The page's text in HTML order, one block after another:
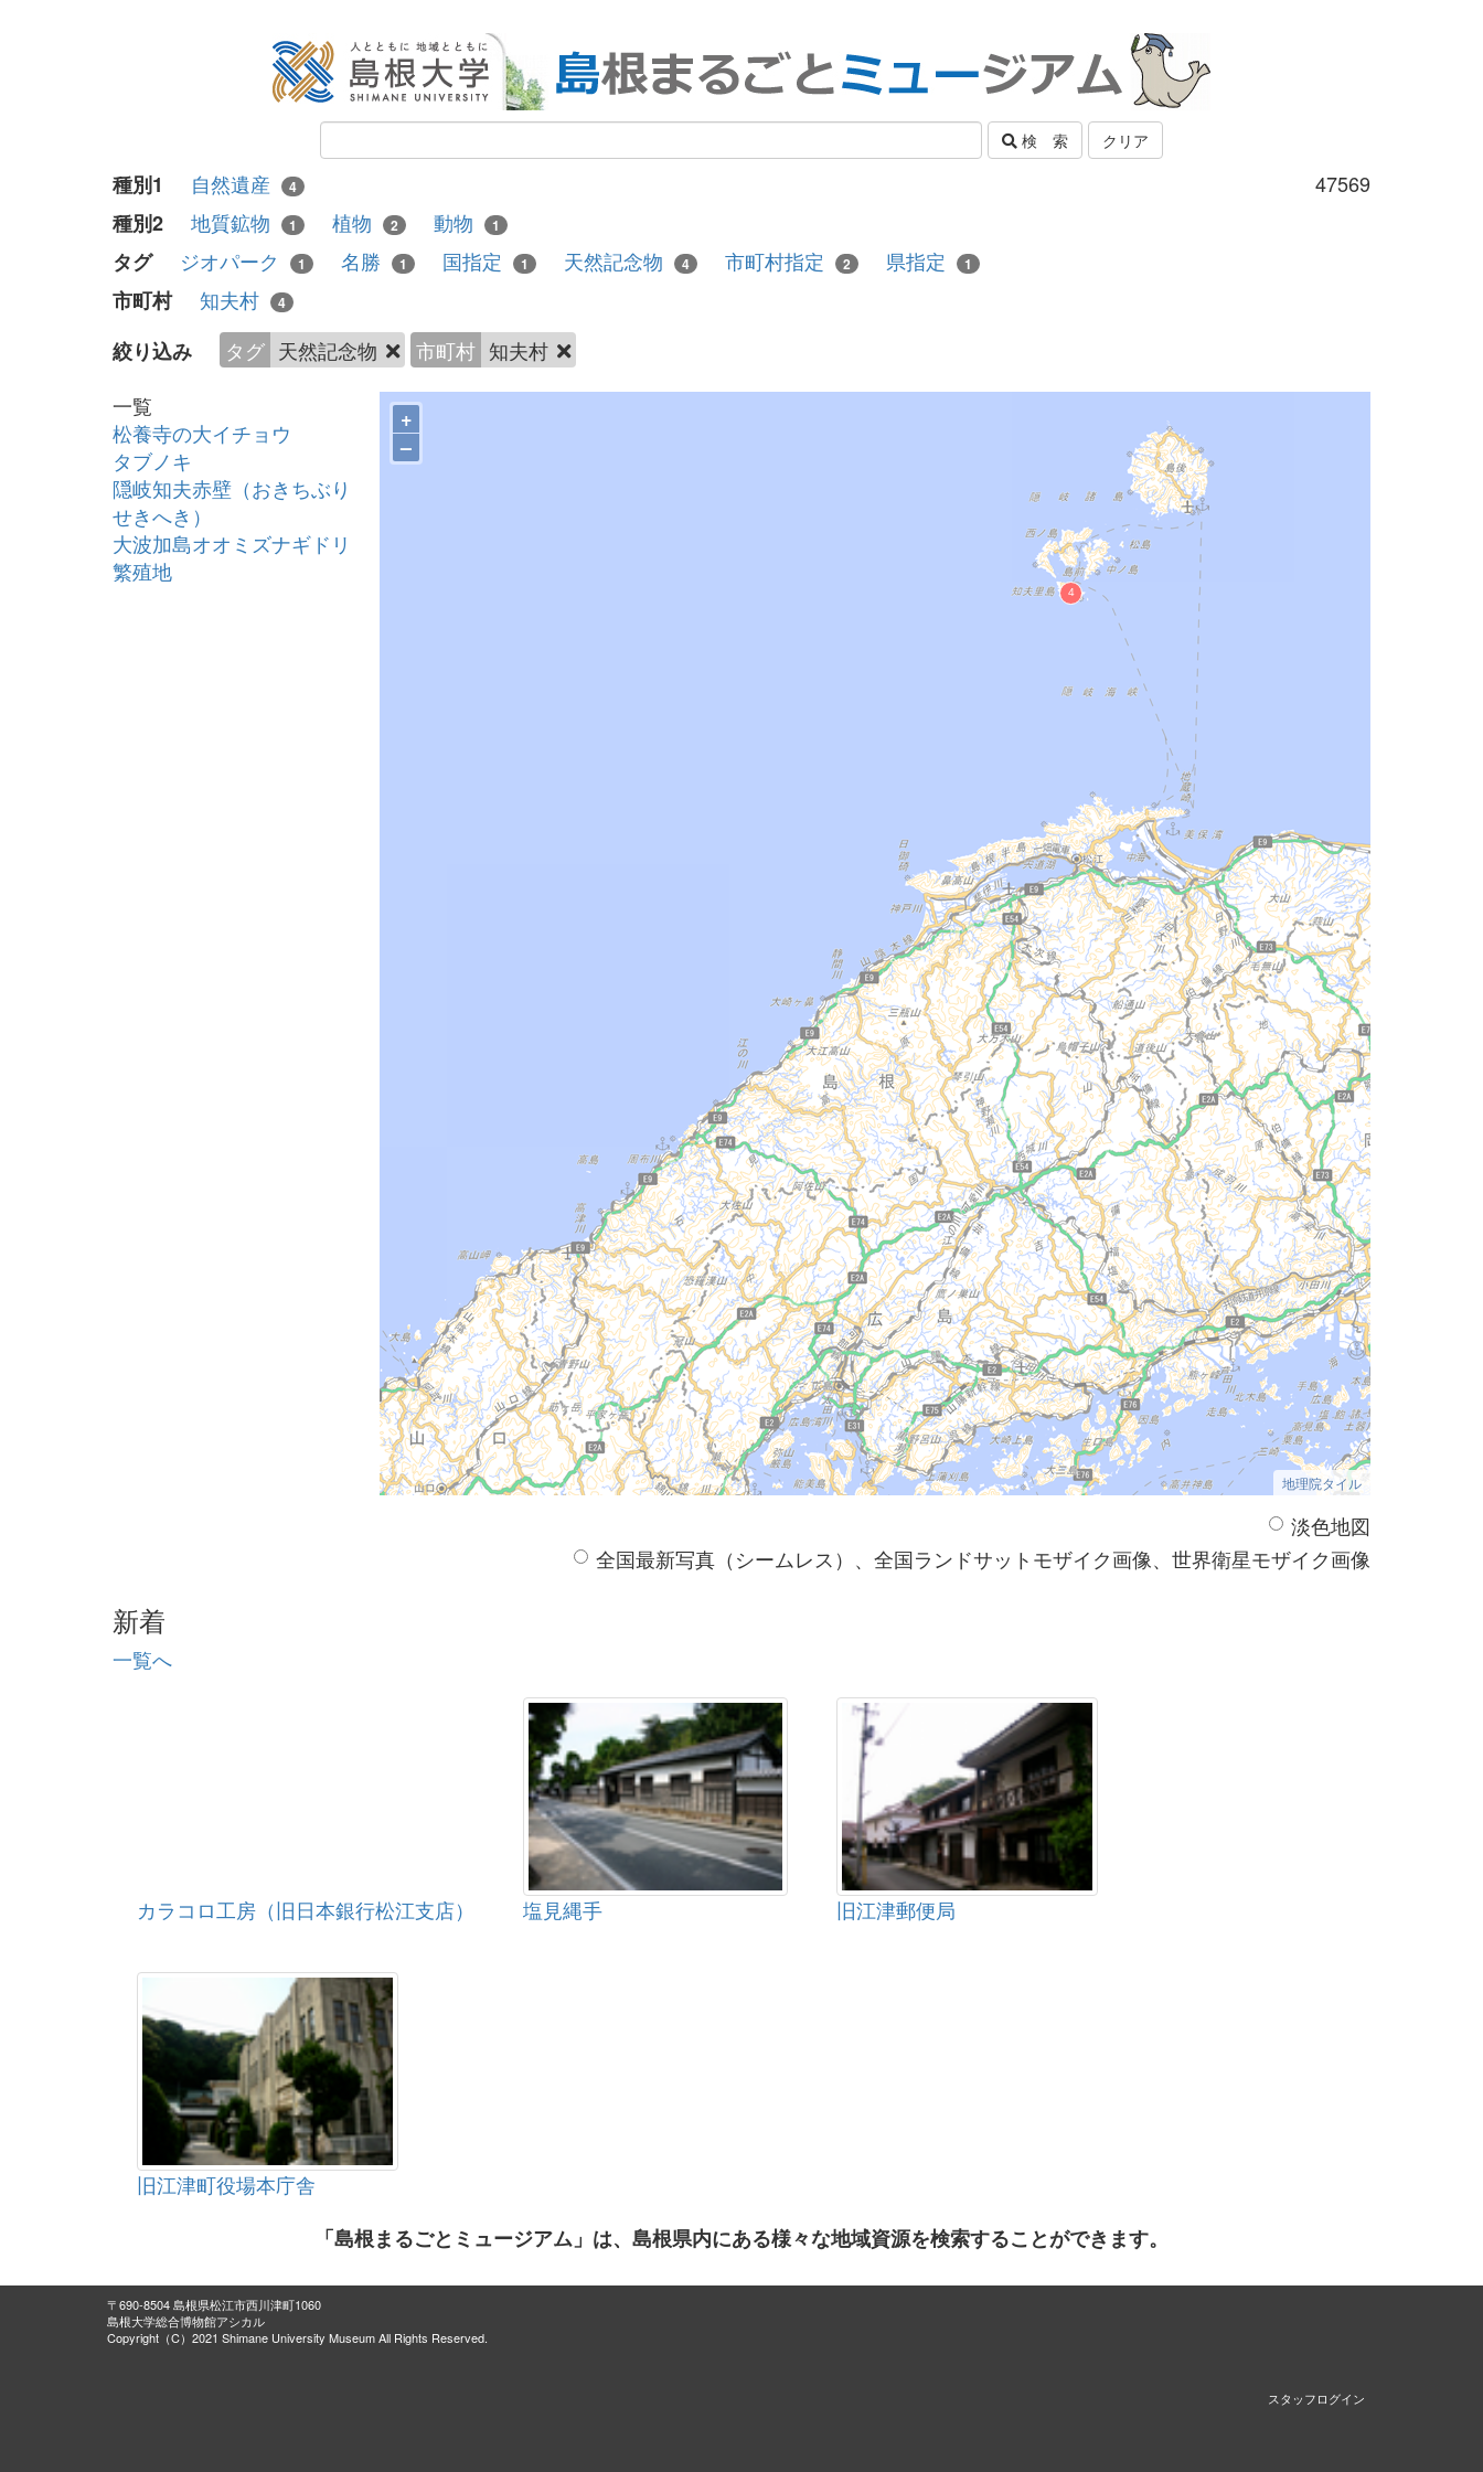
検 索 クリア
47569
種別1 自然遺産 4
種別2 地質鉱物 1 植物 2 動物 1
タグ ジオパーク 1 名勝 1 国指定 1 天然記念物 4 市町村指定 2 県指定 1
市町村 知夫村 4
絞り込み タグ 天然記念物 市町村 知夫村
一覧
松養寺の大イチョウ
タブノキ
隠岐知夫赤壁（おきちぶり
せきへき）
大波加島オオミズナギドリ
繁殖地
+
–
地理院タイル
淡色地図
全国最新写真（シームレス）、全国ランドサットモザイク画像、世界衛星モザイク画像
新着
一覧へ
カラコロ工房（旧日本銀行松江支店） 塩見縄手 旧江津郵便局
旧江津町役場本庁舎
「島根まるごとミュージアム」は、島根県内にある様々な地域資源を検索することができます。
〒690-8504 島根県松江市西川津町1060
島根大学総合博物館アシカル
Copyright（C）2021 Shimane University Museum All Rights Reserved.
スタッフログイン